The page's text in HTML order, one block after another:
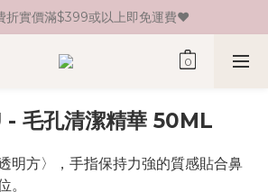
員登記即送HK$30 現金卷♥
折實價滿$399或以上即免運費♥
員登記即送HK$30 現金卷♥
- 毛孔清潔精華 50ML
明方〉，手指保持力強的質感貼合鼻
。